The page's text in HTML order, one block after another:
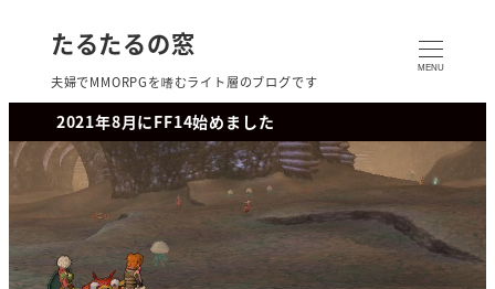
たるたるの窓
夫婦でMMORPGを嗜むライト層のブログです
MENU
2021年8月にFF14始めました